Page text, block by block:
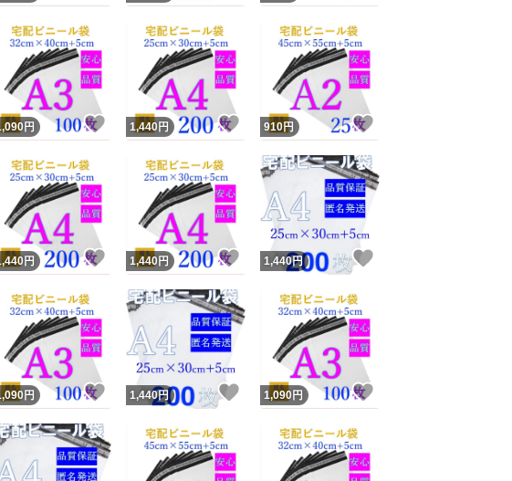
ね！
円 いいね！
1,440 円 いいね！
910円
ね！
円 いいね！
1,440 円 いいね！
1,440円
ね！
円 いいね！
1,440円 いいね！
1,090 円